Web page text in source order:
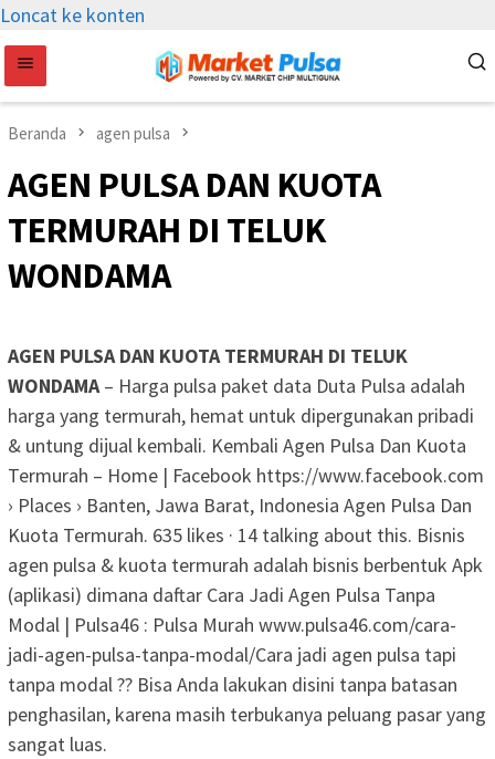
Loncat ke konten
Beranda agen pulsa
AGEN PULSA DAN KUOTA
TERMURAH DI TELUK
WONDAMA
AGEN PULSA DAN KUOTA TERMURAH DI TELUK
WONDAMA– Harga pulsa paket data Duta Pulsa adalah
harga yang termurah, hemat untuk dipergunakan pribadi
& untung dijual kembali. Kembali Agen Pulsa Dan Kuota
Termurah – Home | Facebook https://www.facebook.com
› Places › Banten, Jawa Barat, Indonesia Agen Pulsa Dan
Kuota Termurah. 635 likes · 14 talking about this. Bisnis
agen pulsa & kuota termurah adalah bisnis berbentuk Apk
(aplikasi) dimana daftar Cara Jadi Agen Pulsa Tanpa
Modal | Pulsa46 : Pulsa Murah www.pulsa46.com/cara-
jadi-agen-pulsa-tanpa-modal/Cara jadi agen pulsa tapi
tanpa modal ?? Bisa Anda lakukan disini tanpa batasan
penghasilan, karena masih terbukanya peluang pasar yang
sangat luas.